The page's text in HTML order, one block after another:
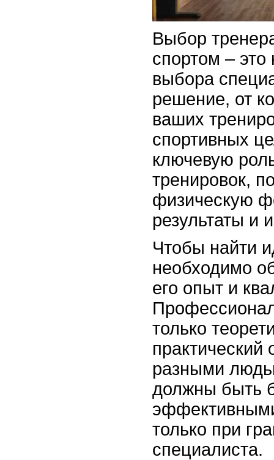
Выбор
спортом – это
выбора
решение, от
ваших
спортивных
ключевую
тренировок,
физическую
результаты и
Чтобы найти
необходимо
его опыт и
только
разными
должны быть
только при
специалиста.